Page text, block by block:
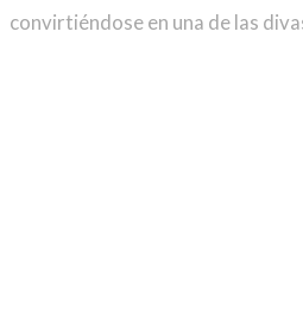
convirtiéndose en una de las